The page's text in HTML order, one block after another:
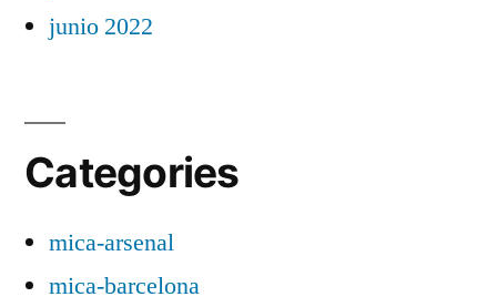
junio 2022
Categories
mica-arsenal
mica-barcelona